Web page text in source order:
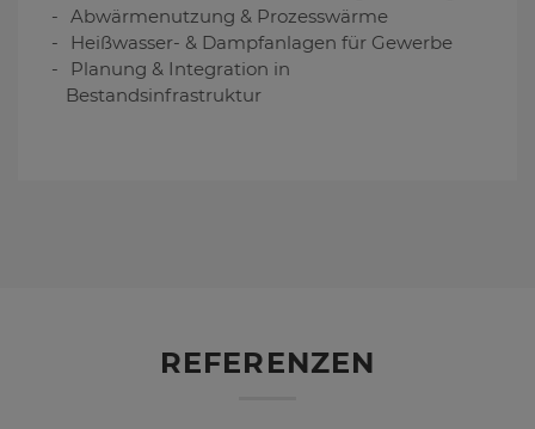
Abwärmenutzung & Prozesswärme
Heißwasser- & Dampfanlagen für Gewerbe
Planung & Integration in
Bestandsinfrastruktur
REFERENZEN